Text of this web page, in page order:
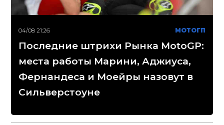
04/08 21:26 МОТОГП
Последние штрихи Рынка MotoGP:
места работы Марини, Аджиуса,
Фернандеса и Моейры назовут в
Сильверстоуне